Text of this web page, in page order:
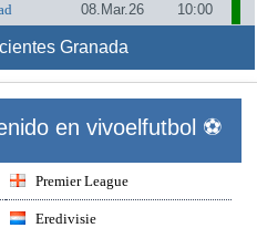
08.Mar.26 10:00
Granada
en vivoelfutbol ⚽
Premier League
Eredivisie